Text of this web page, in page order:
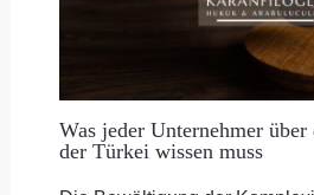
Was jeder Unternehmer über
der Türkei wissen muss